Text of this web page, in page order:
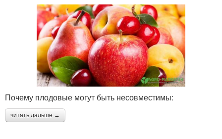
Почему плодовые могут быть несовместимы:
читать дальше →